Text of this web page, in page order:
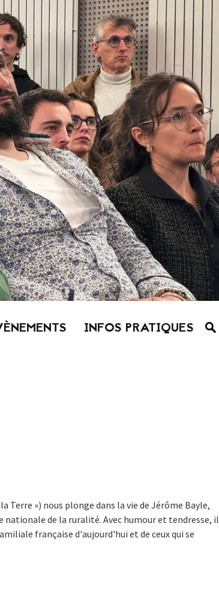
INFOS PRATIQUES
Terre ») nous plonge dans la vie de Jérôme Bayle,
nationale de la ruralité. Avec humour et tendresse, il
française d'aujourd'hui et de ceux qui se